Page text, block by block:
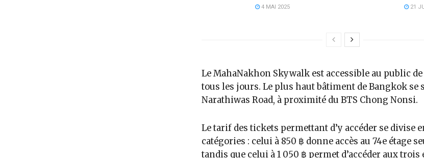
4 MAI 2025 21
Le MahaNakhon Skywalk est accessible au public
tous les jours. Le plus haut bâtiment de Bangkok se
Narathiwas Road, à proximité du BTS Chong Nonsi.
Le tarif des tickets permettant d’y accéder se divise
catégories : celui à 850 ฿ donne accès au 74e étage
tandis que celui à 1 050 ฿ permet d’accéder aux trois